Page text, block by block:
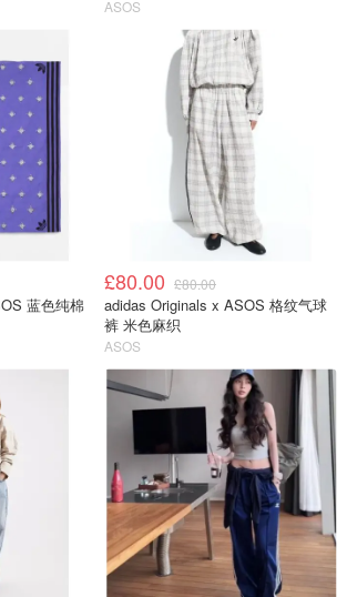
ASOS
蓝色纯棉
£80.00 £80.00
adidas Originals x ASOS 格纹气球
裤 米色麻织
ASOS